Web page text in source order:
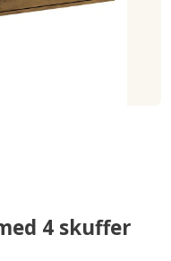
4 skuffer